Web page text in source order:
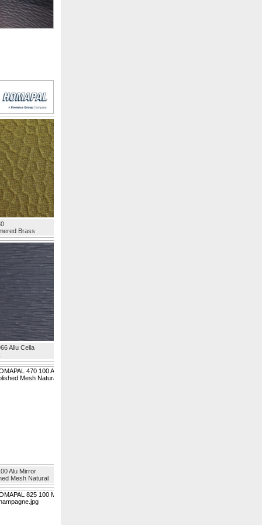
Brass
Allu Cella
Alu Mirror
Mesh Natural